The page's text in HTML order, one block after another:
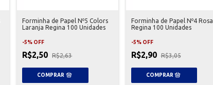
Forminha de Papel Nº5 Colors
Laranja Regina 100 Unidades
-5% OFF
R$2,50 R$2,63
Forminha de Papel Nº4 Rosa
Regina 100 Unidades
-5% OFF
R$2,90 R$3,05